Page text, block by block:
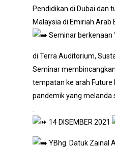
Pendidikan di Dubai dan
Malaysia di Emiriah Arab
Seminar berkenaan
di Terra Auditorium,
Seminar
tempatan ke arah Future
pandemik yang melanda
14 DISEMBER 2021
YBhg. Datuk Zainal